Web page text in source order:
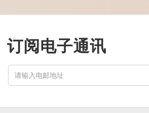
「么」在古文中常表示
「尛」等同于「么」，那么
它的意思也一样，也是「微
小、细小」的意思。
有台湾网友将「...
订阅电子通讯